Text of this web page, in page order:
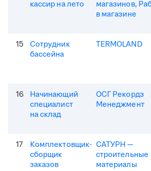
кассир на лето
магазинов,
в магазине
15
Сотрудник
бассейна
TERMOLAND
16
Начинающий
специалист
на склад
ОСГ Рекордз
Менеджмент
17
Комплектовщик-
сборщик
заказов
САТУРН —
строительные
материалы